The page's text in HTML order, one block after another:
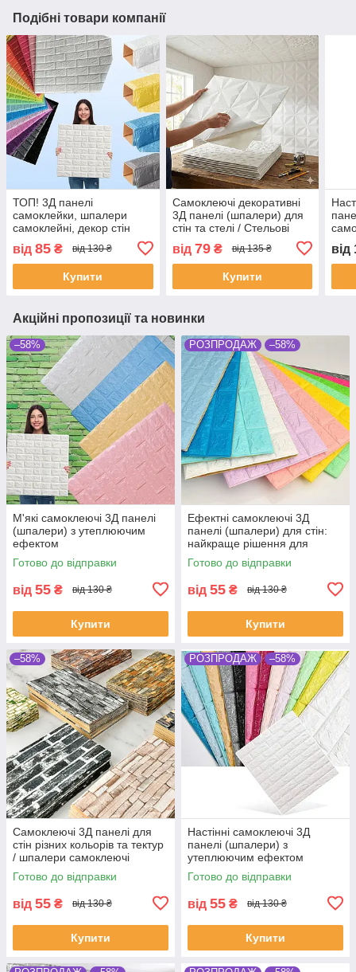
Подібні товари компанії
ТОП! 3Д панелі
самоклейки, шпалери
самоклейні, декор стін
від 85 ₴ від 130 ₴
Купити
Самоклеючі декоративні
3Д панелі (шпалери) для
стін та стелі / Стельові
від 79₴ від 135 ₴
Купити
від
Акційні пропозиції та новинки
–58%
М'які самоклеючі 3Д панелі
(шпалери) з утеплюючим
ефектом
Готово до відправки
від 55 ₴ від 130 ₴
Купити
РОЗПРОДАЖ –58%
Ефектні самоклеючі 3Д
панелі (шпалери) для стін:
найкраще рішення для
ремонту
Готово до відправки
від 55 ₴ від 130 ₴
Купити
–58%
Самоклеючі 3Д панелі для
стін різних кольорів та тектур
/ шпалери самоклеючі
Готово до відправки
від 55 ₴ від 130 ₴
Купити
РОЗПРОДАЖ –58%
Настінні самоклеючі 3Д
панелі (шпалери) з
утеплюючим ефектом
Готово до відправки
від 55 ₴ від 130 ₴
Купити